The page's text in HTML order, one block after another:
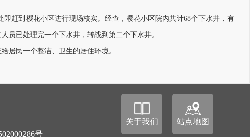
赶到樱花小区进行现场核实。经查，樱花小区院内共计68个下水井，有
员已处理完一个下水井，转战到第二个下水井。
民一个整洁、卫生的居住环境。
号
站点地图
关于我们